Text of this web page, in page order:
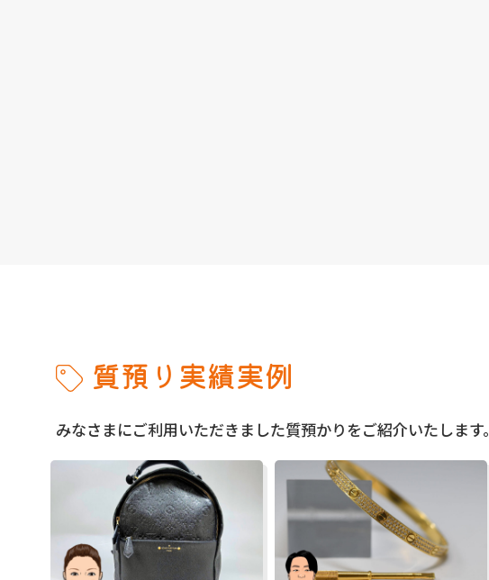
質預り実績実例
みなさまにご利用いただきました質預かりをご紹介いたします。